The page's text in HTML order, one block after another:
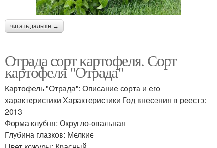
читать дальше →
Отрада сорт картофеля. Сорт
картофеля "Отрада"
Картофель "Отрада": Описание сорта и его
характеристики Характеристики Год внесения в реестр:
2013
Форма клубня: Округло-овальная
Глубина глазков: Мелкие